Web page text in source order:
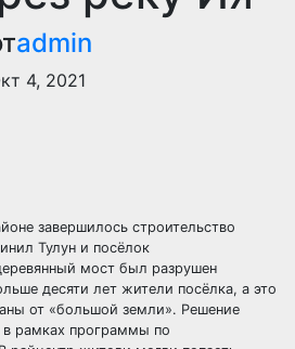
admin
4, 2021
завершилось строительство
Тулун и посёлок
мост был разрушен
десяти лет жители посёлка, а это
от «большой земли». Решение
рамках программы по